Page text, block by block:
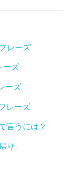
レーズ
ーズ
ーズ
レーズ
言うには？
り」